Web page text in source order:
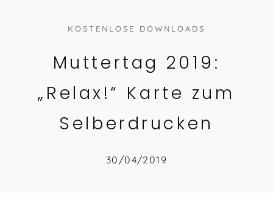
KOSTENLOSE DOWNLOADS
Muttertag 2019:
„Relax!“ Karte zum
Selberdrucken
30/04/2019